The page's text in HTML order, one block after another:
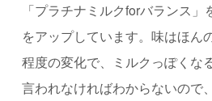
「プラチナミルクforバランス」
をアップしています。味はほん
程度の変化で、ミルクっぽくな
言われなければわからないので